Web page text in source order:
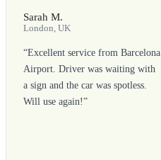
Sarah M.
London, UK
“Excellent service from Barcelona
Airport. Driver was waiting with
a sign and the car was spotless.
Will use again!”